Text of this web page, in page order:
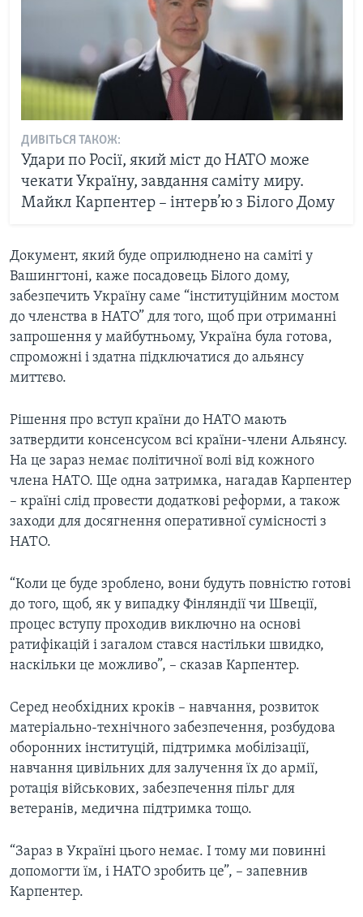
ДИВІТЬСЯ ТАКОЖ:
Удари по Росії, який міст до НАТО може
чекати Україну, завдання саміту миру.
Майкл Карпентер – інтерв’ю з Білого Дому
Документ, який буде оприлюднено на саміті у
Вашингтоні, каже посадовець Білого дому,
забезпечить Україну саме “інституційним мостом
до членства в НАТО” для того, щоб при отриманні
запрошення у майбутньому, Україна була готова,
спроможні і здатна підключатися до альянсу
миттєво.
Рішення про вступ країни до НАТО мають
затвердити консенсусом всі країни-члени Альянсу.
На це зараз немає політичної волі від кожного
члена НАТО. Ще одна затримка, нагадав Карпентер
– країні слід провести додаткові реформи, а також
заходи для досягнення оперативної сумісності з
НАТО.
“Коли це буде зроблено, вони будуть повністю готові
до того, щоб, як у випадку Фінляндії чи Швеції,
процес вступу проходив виключно на основі
ратифікацій і загалом стався настільки швидко,
наскільки це можливо”, – сказав Карпентер.
Серед необхідних кроків – навчання, розвиток
матеріально-технічного забезпечення, розбудова
оборонних інституцій, підтримка мобілізації,
навчання цивільних для залучення їх до армії,
ротація військових, забезпечення пільг для
ветеранів, медична підтримка тощо.
“Зараз в Україні цього немає. І тому ми повинні
допомогти їм, і НАТО зробить це”, – запевнив
Карпентер.